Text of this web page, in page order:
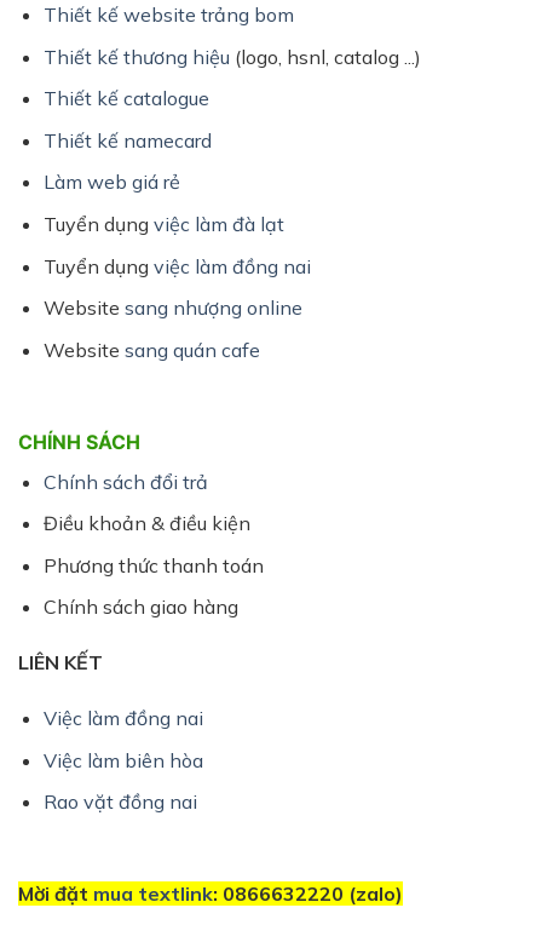
Thiết kế website trảng bom
Thiết kế thương hiệu (logo, hsnl, catalog ...)
Thiết kế catalogue
Thiết kế namecard
Làm web giá rẻ
Tuyển dụng việc làm đà lạt
Tuyển dụng việc làm đồng nai
Website sang nhượng online
Website sang quán cafe
CHÍNH SÁCH
Chính sách đổi trả
Điều khoản & điều kiện
Phương thức thanh toán
Chính sách giao hàng
LIÊN KẾT
Việc làm đồng nai
Việc làm biên hòa
Rao vặt đồng nai
Mời đặt mua textlink: 0866632220 (zalo)